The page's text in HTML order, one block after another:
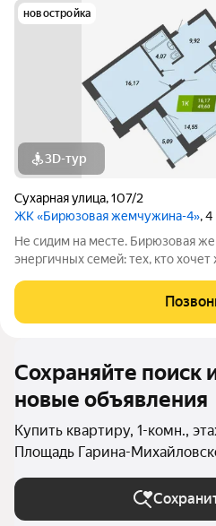
новостройка
3D-тур
Сухарная улица,107/2
ЖК «Бирюзовая жемчужина-4»,
Не сидим на месте. Бирюзовая жемчужина это
энергичных семей: тех, кто
раскрасить свои будни. Дом
монолит. 1 подъезд - 30
Сохраняйте поиск
новые объявления
Купить квартиру, 1-комн.,
Площадь Гарина-